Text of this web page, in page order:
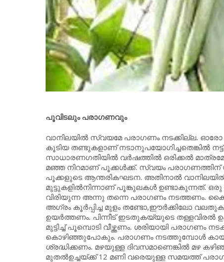
പൂവിടലും പരാഗണവും
വാനിലയില്‍ സ്വയമേ പരാഗണം നടക്കില്ല.
കൂടിയ തണ്ടുകളാണ് നടാനുപയോഗിച്ചതെങ്കില്‍
സാധാരണഗതിയില്‍ വര്‍ഷത്തില്‍ ഒരിക്കല്‍
മഞ്ഞ നിറമാണ് പൂക്കള്‍ക്ക്. സ്വയം
പൂക്കളുടെ ആന്തരികഘടന. അതിനാല്‍
മുട്ടുകളില്‍നിന്നാണ് പൂങ്കുലകള്‍ ഉണ്ടാകുന്നത്.
വിരിയുന്ന അന്നു തന്നെ പരാഗണം നടത്തണം.
അഗ്രം കൂര്‍പ്പിച്ച മുളം തണ്ടോ,ഈര്‍ക്കിലോ
ഉയര്‍ത്തണം. പിന്നീട് ഇടതുകയ്യുടെ തള്ളവിരല്‍
മുട്ടിച്ച് പൂമ്പൊടി വീഴ്ത്തണം. ശരിയായി
കൊഴിഞ്ഞുപോകും. പരാഗണം നടത്തുമ്പോള്‍
ശ്രദ്ധിക്കണം. മഴയുള്ള ദിവസമാണെങ്കില്‍ മഴ
മുതല്‍ഉച്ചയ്ക്ക് 12 മണി വരെയുള്ള സമയത്ത്